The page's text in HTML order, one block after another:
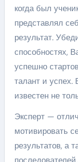
когда был
представлял
результат.
способностях,
успешно
талант и успех.
известен не
Эксперт —
мотивировать
результатов, а